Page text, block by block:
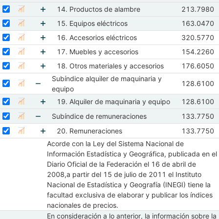
Mostrar elementos de 13. Productos metálicos
Seleccione sus series
Seleccionar serie 14. Productos de alambreMostrar gráfica de la serie 14. Productos de alambre
Mostrar elementos de 14. Productos de
14. Productos de alambre Abr 2011
213.7980
Seleccione sus series
Seleccionar serie 15. Equipos eléctricosMostrar gráfica de la serie 15. Equipos eléctricos
Mostrar elementos de 15. Equipos eléctricos
15. Equipos eléctricos Abr 2011
163.0470
Seleccione sus series
Seleccionar serie 16. Accesorios eléctricosMostrar gráfica de la serie 16. Accesorios eléctricos
Mostrar elementos de 16. Accesorios eléctricos
16. Accesorios eléctricos Abr 2011
320.5770
Seleccione sus series
Seleccionar serie 17. Muebles y accesoriosMostrar gráfica de la serie 17. Muebles y accesorios
Mostrar elementos de 17. Muebles y accesorios
17. Muebles y accesorios Abr 2011
154.2260
Seleccione sus series
Seleccionar serie 18. Otros materiales y accesorios
Mostrar gráfica de la serie 18. Otros materiales y accesorios
Mostrar elementos de 18. Otros materiales y
18. Otros materiales y accesorios Abr 2011
176.6050
Seleccione sus series
Seleccionar serie Subíndice alquiler de maquinaria y equipo
Mostrar gráfica de la serie Subíndice alquiler de
Mostrar elementos de Subíndice alquiler de
Subíndice alquiler de maquinaria y
equipo
Abr 2011
128.6100
Seleccione sus series
Seleccionar serie 19. Alquiler de maquinaria y equipo
Mostrar gráfica de la serie 19. Alquiler de maquinaria y equipo
Mostrar elementos de 19. Alquiler de
19. Alquiler de maquinaria y equipo Abr 2011
128.6100
Seleccione sus series
Seleccionar serie Subíndice de remuneracionesMostrar gráfica de la serie Subíndice de remuneraciones
Mostrar elementos de Subíndice de
Subíndice de remuneraciones Abr 2011
133.7750
Seleccione sus series
Seleccionar serie 20. RemuneracionesMostrar gráfica de la serie 20. Remuneraciones
Mostrar elementos de 20. Remuneraciones
20. Remuneraciones Abr 2011
133.7750
Acorde con la Ley del Sistema Nacional de
Información Estadística y Geográfica, publicada en el
Diario Oficial de la Federación el 16 de abril de
2008,a partir del 15 de julio de 2011 el Instituto
Nacional de Estadística y Geografía (INEGI) tiene la
facultad exclusiva de elaborar y publicar los índices
nacionales de precios.
En consideración a lo anterior, la información sobre la